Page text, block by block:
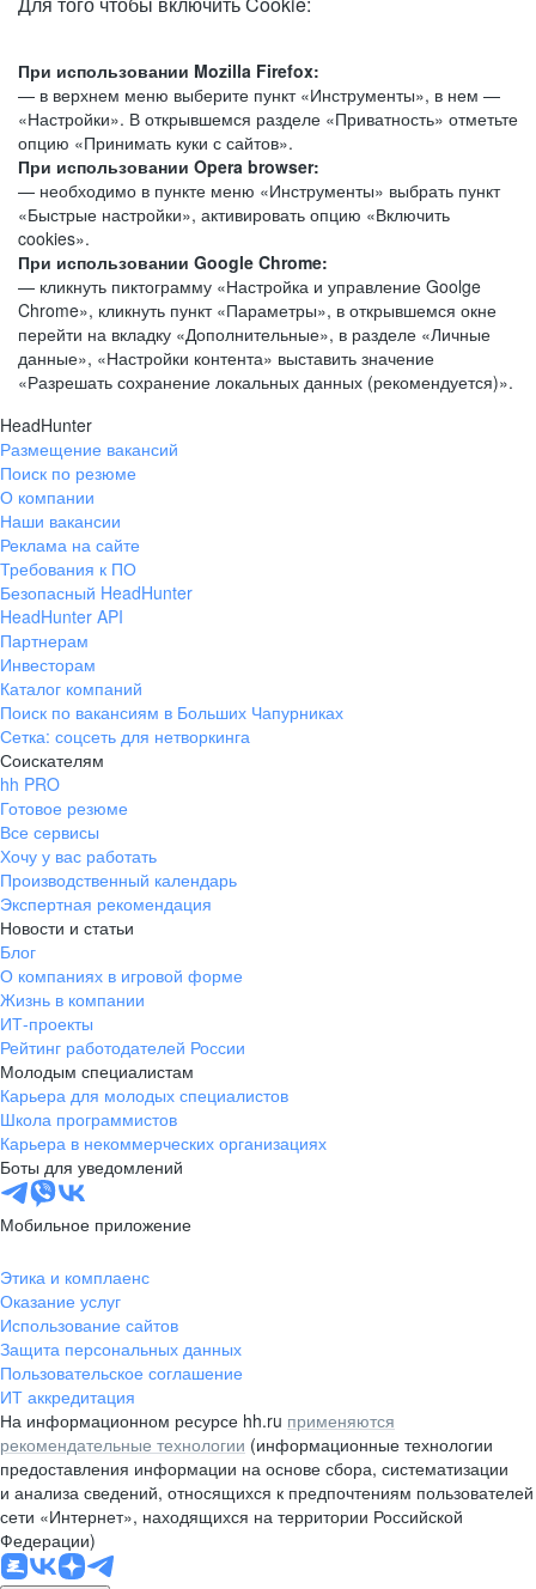
При использовании Mozilla Firefox:
— в верхнем меню выберите пункт «Инструменты», в нем —
«Настройки». В открывшемся разделе «Приватность» отметьте
опцию «Принимать куки с сайтов».
При использовании Opera browser:
— необходимо в пункте меню «Инструменты» выбрать пункт
«Быстрые настройки», активировать опцию «Включить
cookies».
При использовании Google Chrome:
— кликнуть пиктограмму «Настройка и управление Goolge
Chrome», кликнуть пункт «Параметры», в открывшемся окне
перейти на вкладку «Дополнительные», в разделе «Личные
данные», «Настройки контента» выставить значение
«Разрешать сохранение локальных данных (рекомендуется)».
HeadHunter
Размещение вакансий
Поиск по резюме
О компании
Наши вакансии
Реклама на сайте
Требования к ПО
Безопасный HeadHunter
HeadHunter API
Партнерам
Инвесторам
Каталог компаний
Поиск по вакансиям в Больших Чапурниках
Сетка: соцсеть для нетворкинга
Соискателям
hh PRO
Готовое резюме
Все сервисы
Хочу у вас работать
Производственный календарь
Экспертная рекомендация
Новости и статьи
Блог
О компаниях в игровой форме
Жизнь в компании
ИТ-проекты
Рейтинг работодателей России
Молодым специалистам
Карьера для молодых специалистов
Школа программистов
Карьера в некоммерческих организациях
Боты для уведомлений
Мобильное приложение
Этика и комплаенс
Оказание услуг
Использование сайтов
Защита персональных данных
Пользовательское соглашение
ИТ аккредитация
На информационном ресурсе hh.ru применяются
рекомендательные технологии (информационные технологии
предоставления информации на основе сбора, систематизации
и анализа сведений, относящихся к предпочтениям пользователей
сети «Интернет», находящихся на территории Российской
Федерации)